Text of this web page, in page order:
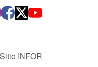
Sitio INFOR